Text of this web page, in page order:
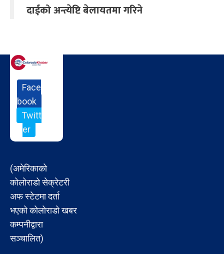
दाईको अन्त्येष्टि बेलायतमा गरिने
Face
book
Twitt
er
(अमेरिकाको
कोलोराडो सेक्रेटरी
अफ स्टेटमा दर्ता
भएको कोलोराडो खबर
कम्पनीद्वारा
सञ्चालित)